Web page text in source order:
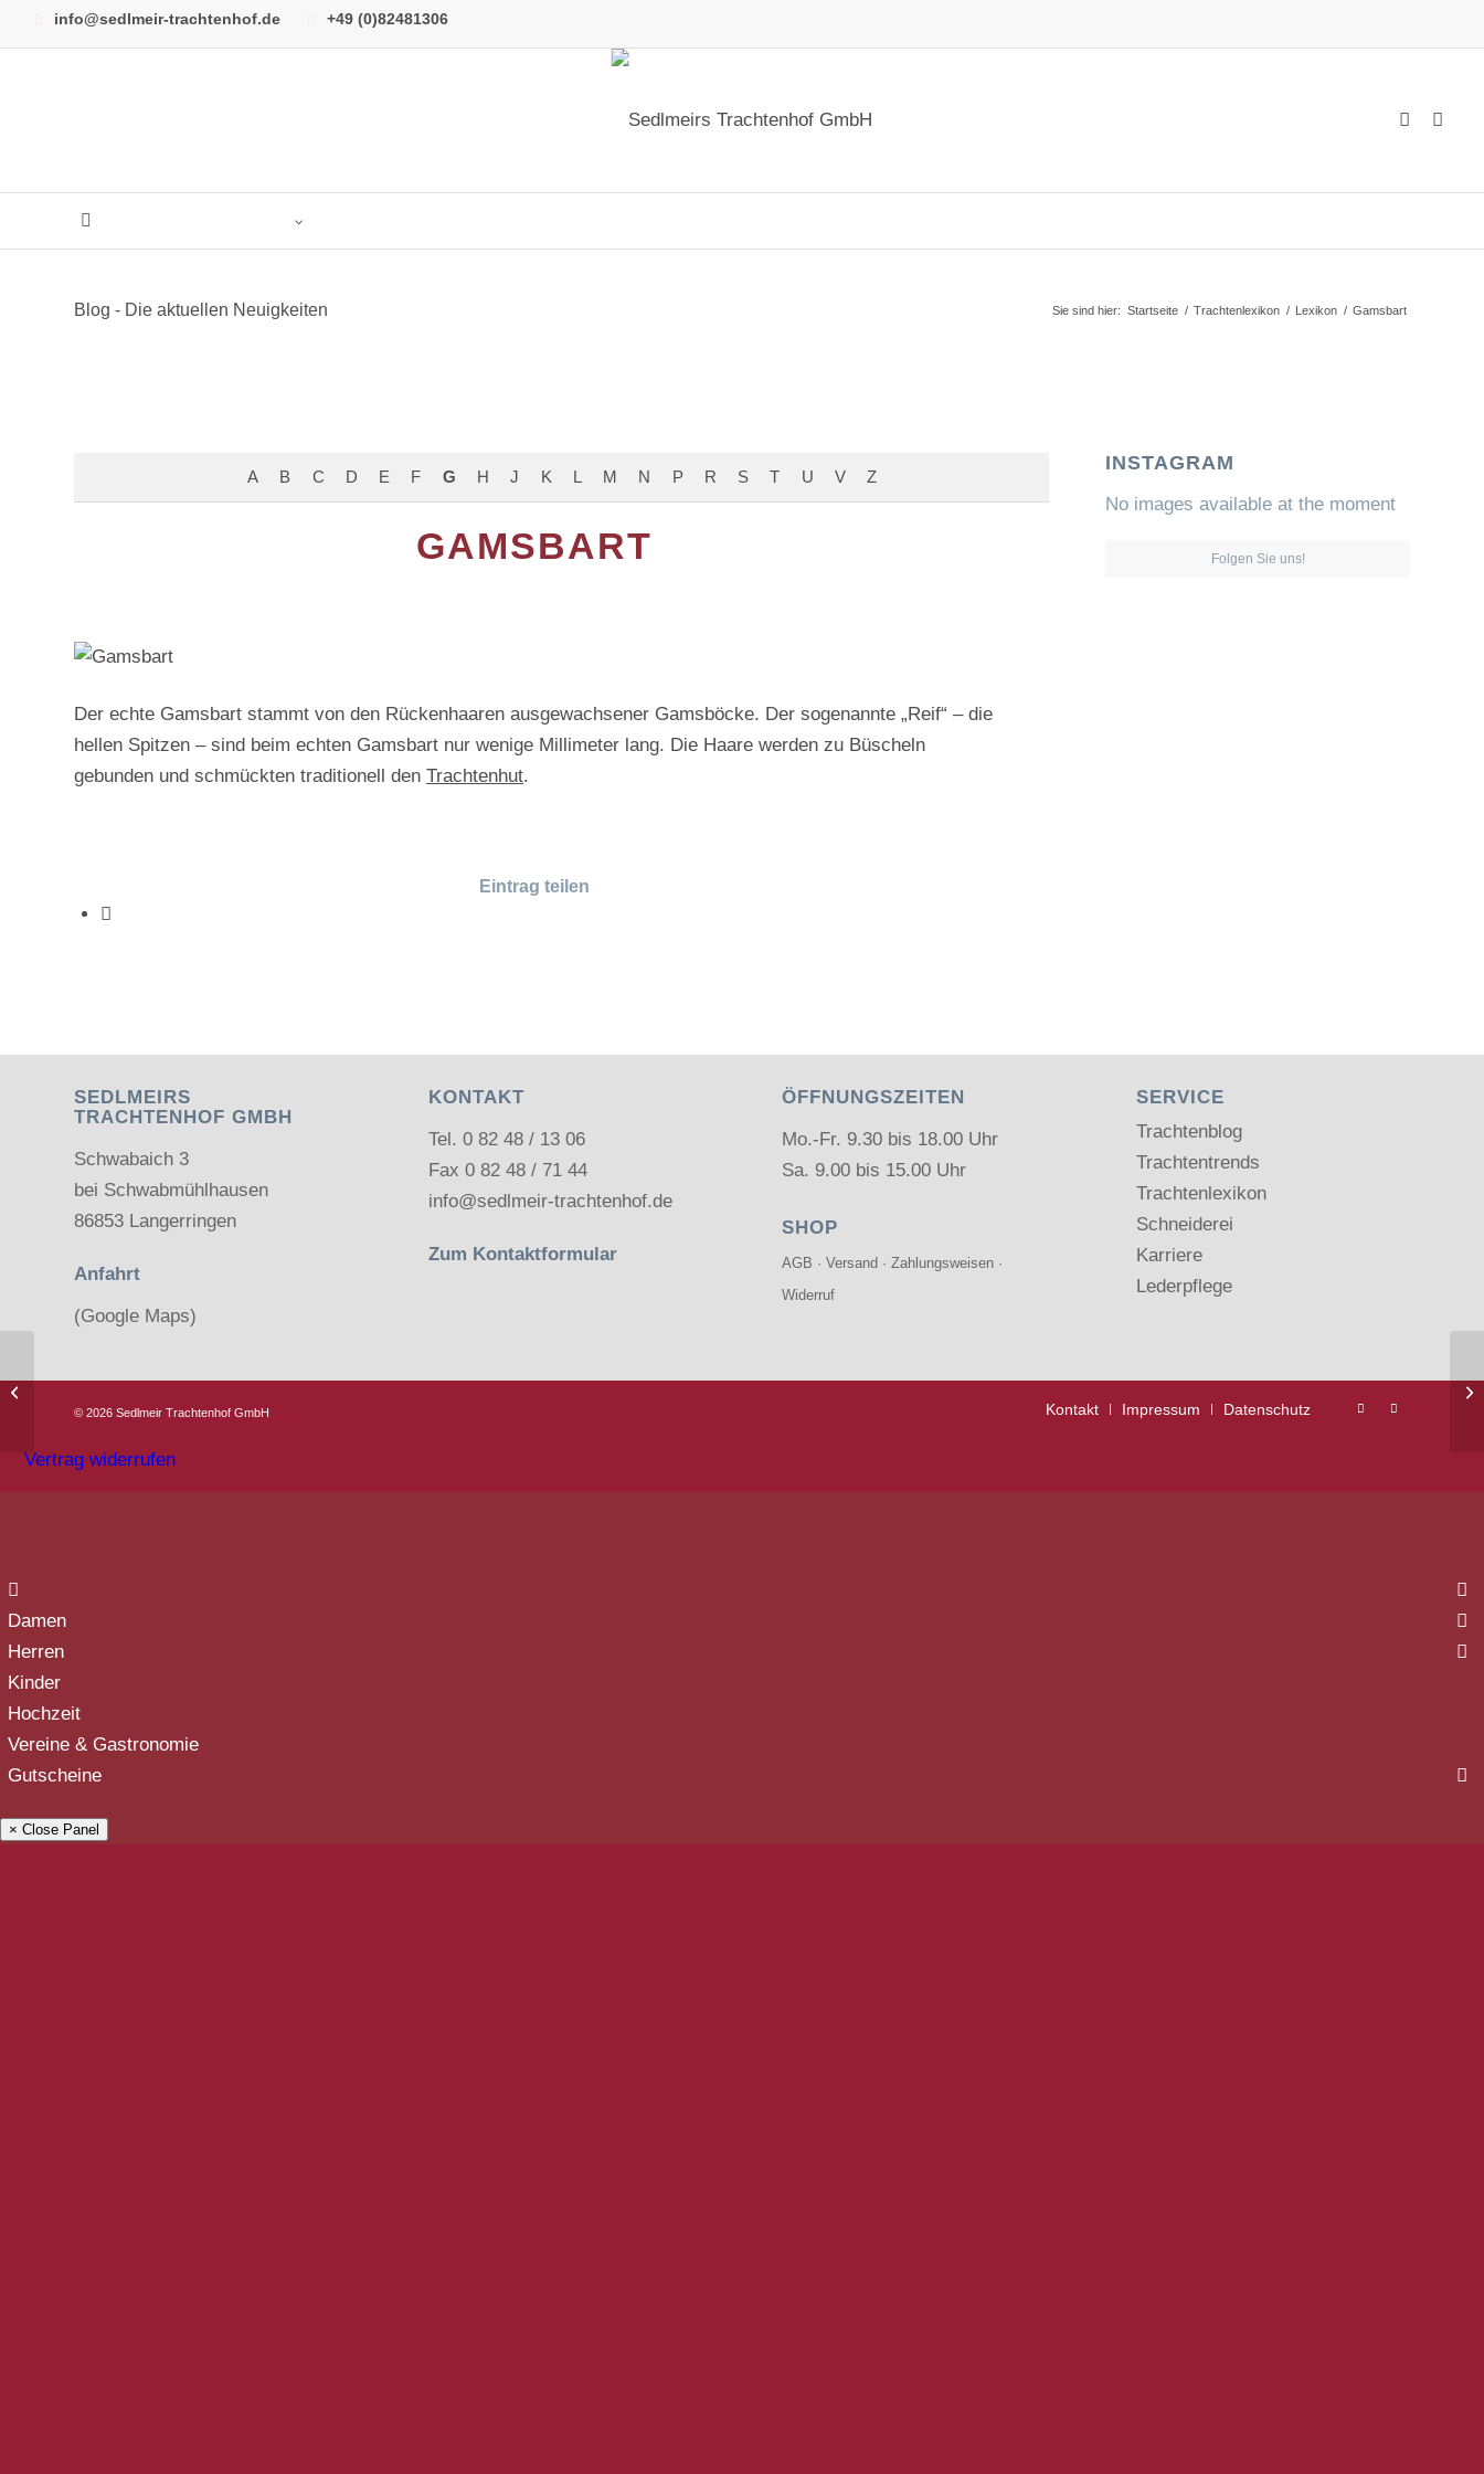
info@sedlmeir-trachtenhof.de +49 (0)82481306
Blog - Die aktuellen Neuigkeiten Sie sind hier: Startseite / Trachtenlexikon / Lexikon / Gamsbart
A B C D E F G H J K L M N P R S T U V Z
GAMSBART
Der echte Gamsbart stammt von den Rückenhaaren ausgewachsener Gamsböcke. Der sogenannte „Reif“ – die
hellen Spitzen – sind beim echten Gamsbart nur wenige Millimeter lang. Die Haare werden zu Büscheln
gebunden und schmückten traditionell den Trachtenhut.
Eintrag teilen
INSTAGRAM
No images available at the moment
Folgen Sie uns!
SEDLMEIRS
TRACHTENHOF GMBH
Schwabaich 3
bei Schwabmühlhausen
86853 Langerringen
Anfahrt
(Google Maps)
KONTAKT
Tel. 0 82 48 / 13 06
Fax 0 82 48 / 71 44
info@sedlmeir-trachtenhof.de
Zum Kontaktformular
ÖFFNUNGSZEITEN
Mo.-Fr. 9.30 bis 18.00 Uhr
Sa. 9.00 bis 15.00 Uhr
SHOP
AGB ·Versand ·Zahlungsweisen ·
Widerruf
SERVICE
Trachtenblog
Trachtentrends
Trachtenlexikon
Schneiderei
Karriere
Lederpflege
© 2026 Sedlmeir Trachtenhof GmbH Kontakt Impressum Datenschutz
Vertrag widerrufen
Damen
Herren
Kinder
Hochzeit
Vereine & Gastronomie
Gutscheine
× Close Panel